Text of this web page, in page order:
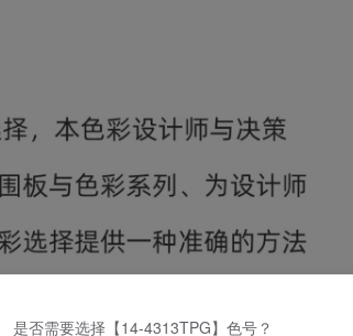
是否需要选择【14-4313TPG】色号？